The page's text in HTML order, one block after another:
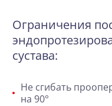
Ограничения
сустава:
Не сгибать
на 90°